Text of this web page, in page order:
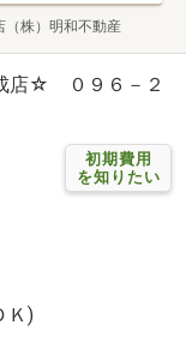
（株）明和不動産
店☆ ０９６－２
初期費用
を知りたい
Ｋ)